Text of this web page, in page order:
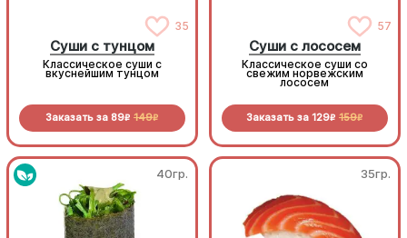
35
Суши с тунцом
Классическое суши с
вкуснейшим тунцом
Заказать за 89R 149R
57
Суши с лососем
Классическое суши со
свежим норвежским
лососем
Заказать за 129R 159R
40гр. 35гр.